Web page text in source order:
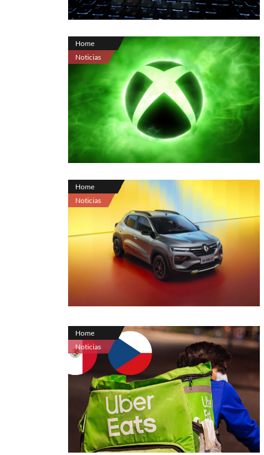
Home
Noticias
Home
Noticias
Home
Noticias